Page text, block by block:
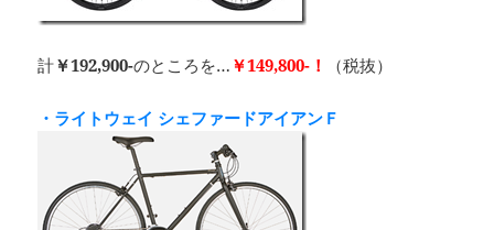
計￥192,900-のところを… ￥149,800-！ （税抜）
・ライトウェイ シェファードアイアンＦ